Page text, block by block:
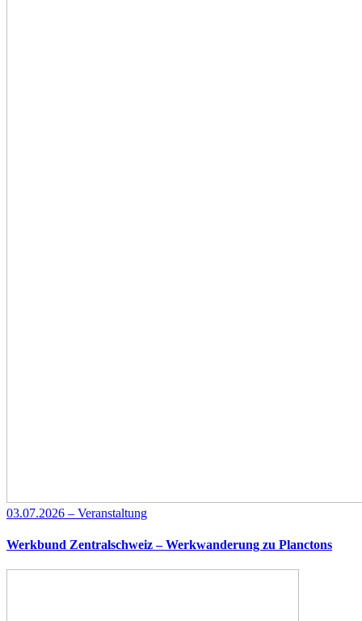
03.07.2026 – Veranstaltung
Werkbund Zentralschweiz – Werkwanderung zu Planctons